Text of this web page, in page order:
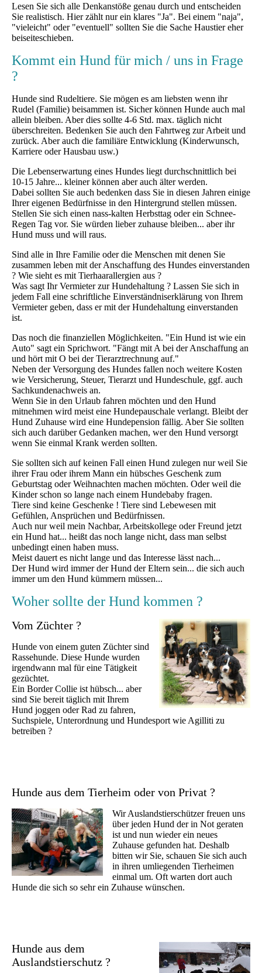
Lesen Sie sich alle Denkanstöße genau durch und entscheiden
Sie realistisch. Hier zählt nur ein klares "Ja". Bei einem "naja",
"vieleicht" oder "eventuell" sollten Sie die Sache Haustier eher
beiseiteschieben.
Kommt ein Hund für mich / uns in Frage
?
Hunde sind Rudeltiere. Sie mögen es am liebsten wenn ihr
Rudel (Familie) beisammen ist. Sicher können Hunde auch mal
allein bleiben. Aber dies sollte 4-6 Std. max. täglich nicht
überschreiten. Bedenken Sie auch den Fahrtweg zur Arbeit und
zurück. Aber auch die familiäre Entwicklung (Kinderwunsch,
Karriere oder Hausbau usw.)
Die Lebenserwartung eines Hundes liegt durchschnittlich bei
10-15 Jahre... kleiner können aber auch älter werden.
Dabei sollten Sie auch bedenken dass Sie in diesen Jahren einige
Ihrer eigenen Bedürfnisse in den Hintergrund stellen müssen.
Stellen Sie sich einen nass-kalten Herbsttag oder ein Schnee-
Regen Tag vor. Sie würden lieber zuhause bleiben... aber ihr
Hund muss und will raus.
Sind alle in Ihre Familie oder die Menschen mit denen Sie
zusammen leben mit der Anschaffung des Hundes einverstanden
? Wie sieht es mit Tierhaarallergien aus ?
Was sagt Ihr Vermieter zur Hundehaltung ? Lassen Sie sich in
jedem Fall eine schriftliche Einverständniserklärung von Ihrem
Vermieter geben, dass er mit der Hundehaltung einverstanden
ist.
Das noch die finanziellen Möglichkeiten. "Ein Hund ist wie ein
Auto" sagt ein Sprichwort. "Fängt mit A bei der Anschaffung an
und hört mit O bei der Tierarztrechnung auf."
Neben der Versorgung des Hundes fallen noch weitere Kosten
wie Versicherung, Steuer, Tierarzt und Hundeschule, ggf. auch
Sachkundenachweis an.
Wenn Sie in den Urlaub fahren möchten und den Hund
mitnehmen wird meist eine Hundepauschale verlangt. Bleibt der
Hund Zuhause wird eine Hundepension fällig. Aber Sie sollten
sich auch darüber Gedanken machen, wer den Hund versorgt
wenn Sie einmal Krank werden sollten.
Sie sollten sich auf keinen Fall einen Hund zulegen nur weil Sie
ihrer Frau oder ihrem Mann ein hübsches Geschenk zum
Geburtstag oder Weihnachten machen möchten. Oder weil die
Kinder schon so lange nach einem Hundebaby fragen.
Tiere sind keine Geschenke ! Tiere sind Lebewesen mit
Gefühlen, Ansprüchen und Bedürfnissen.
Auch nur weil mein Nachbar, Arbeitskollege oder Freund jetzt
ein Hund hat... heißt das noch lange nicht, dass man selbst
unbedingt einen haben muss.
Meist dauert es nicht lange und das Interesse lässt nach...
Der Hund wird immer der Hund der Eltern sein... die sich auch
immer um den Hund kümmern müssen...
Woher sollte der Hund kommen ?
Vom Züchter ?
Hunde von einem guten Züchter sind
Rassehunde. Diese Hunde wurden
irgendwann mal für eine Tätigkeit
gezüchtet.
Ein Border Collie ist hübsch... aber
sind Sie bereit täglich mit Ihrem
Hund joggen oder Rad zu fahren,
Suchspiele, Unterordnung und Hundesport wie Agilliti zu
betreiben ?
Hunde aus dem Tierheim oder von Privat ?
Wir Auslandstierschützer freuen uns
über jeden Hund der in Not geraten
ist und nun wieder ein neues
Zuhause gefunden hat. Deshalb
bitten wir Sie, schauen Sie sich auch
in ihren umliegenden Tierheimen
einmal um. Oft warten dort auch
Hunde die sich so sehr ein Zuhause wünschen.
Hunde aus dem
Auslandstierschutz ?